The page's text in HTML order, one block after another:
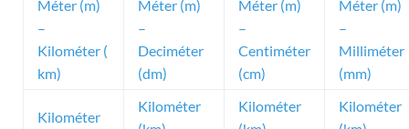
Méter (m)
–
Kilométer (
km)
Méter (m)
–
Deciméter
(dm)
Méter (m)
–
Centiméter
(cm)
Méter (m)
–
Milliméter
(mm)
Kilométer
Kilométer
Kilométer
Kilométer